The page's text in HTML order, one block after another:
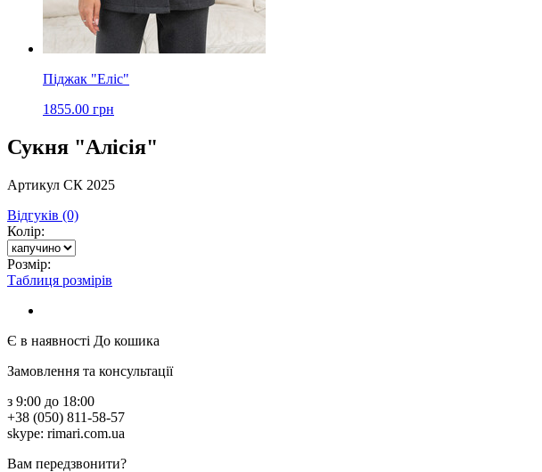
Піджак "Еліс"
1855.00 грн
Сукня "Алісія"
Артикул СК 2025
Відгуків (0)
Колір:
Розмір:
Таблиця розмірів
Є в наявності До кошика
Замовлення та консультації
з 9:00 до 18:00
+38 (050) 811-58-57
skype: rimari.com.ua
Вам передзвонити?